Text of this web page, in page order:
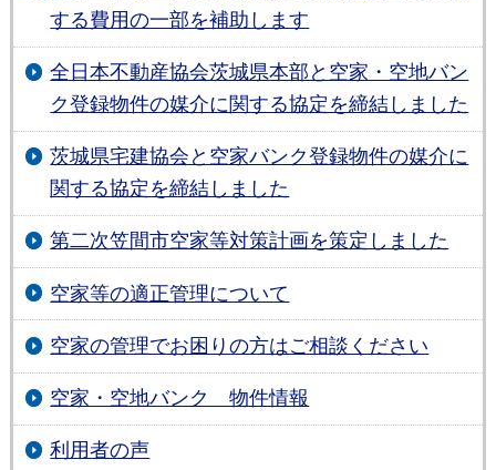
する費用の一部を補助します
全日本不動産協会茨城県本部と空家・空地バン
ク登録物件の媒介に関する協定を締結しました
茨城県宅建協会と空家バンク登録物件の媒介に
関する協定を締結しました
第二次笠間市空家等対策計画を策定しました
空家等の適正管理について
空家の管理でお困りの方はご相談ください
空家・空地バンク 物件情報
利用者の声